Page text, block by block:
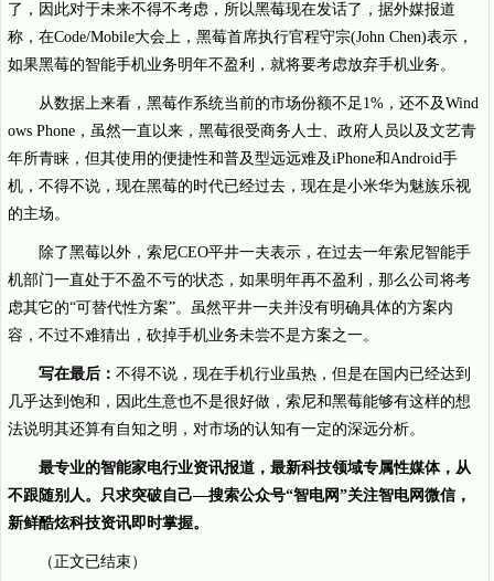
了，因此对于未来不得不考虑，所以黑莓现在发话了，据外媒报道
称，在Code/Mobile大会上，黑莓首席执行官程守宗(John Chen)表示，
如果黑莓的智能手机业务明年不盈利，就将要考虑放弃手机业务。
从数据上来看，黑莓作系统当前的市场份额不足1%，还不及Wind
ows Phone，虽然一直以来，黑莓很受商务人士、政府人员以及文艺青
年所青睐，但其使用的便捷性和普及型远远难及iPhone和Android手
机，不得不说，现在黑莓的时代已经过去，现在是小米华为魅族乐视
的主场。
除了黑莓以外，索尼CEO平井一夫表示，在过去一年索尼智能手
机部门一直处于不盈不亏的状态，如果明年再不盈利，那么公司将考
虑其它的“可替代性方案”。虽然平井一夫并没有明确具体的方案内
容，不过不难猜出，砍掉手机业务未尝不是方案之一。
写在最后： 不得不说，现在手机行业虽热，但是在国内已经达到
几乎达到饱和，因此生意也不是很好做，索尼和黑莓能够有这样的想
法说明其还算有自知之明，对市场的认知有一定的深远分析。
最专业的智能家电行业资讯报道，最新科技领域专属性媒体，从
不跟随别人。只求突破自己—搜索公众号“智电网”关注智电网微信，
新鲜酷炫科技资讯即时掌握。
（正文已结束）